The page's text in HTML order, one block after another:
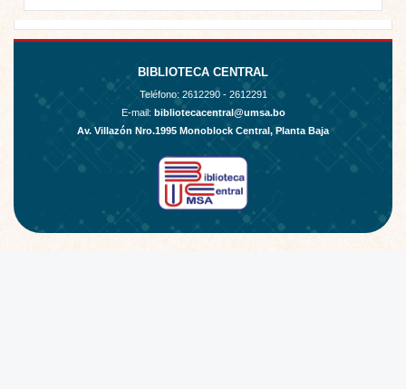
BIBLIOTECA CENTRAL
Teléfono: 2612290 - 2612291
E-mail: bibliotecacentral@umsa.bo
Av. Villazón Nro.1995 Monoblock Central, Planta Baja